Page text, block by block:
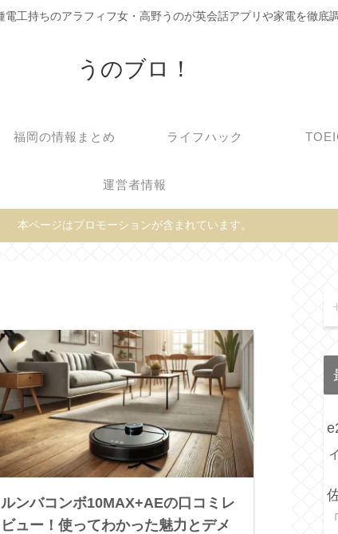
工持ちのアラフィフ女・高野うのが英会話アプリや家電を徹底
うのブロ！
福岡の情報まとめ ライフハック
運営者情報
本ページはプロモーションが含まれています。
ルンバコンボ10MAX+AEの口コミレ
ビュー！使ってわかった魅力とデメ